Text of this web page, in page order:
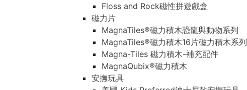
Floss and Rock磁性拼遊戲盒
磁力片
MagnaTiles®磁力積木恐龍與動物系列
MagnaTiles®磁力積木16片磁力積木系列
Magna-Tiles 磁力積木-補充配件
MagnaQubix®磁力積木
安撫玩具